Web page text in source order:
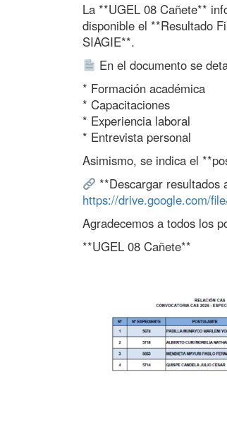
La **UGEL 08 Cañete**
disponible el **Resultado
SIAGIE**.
En el documento se
* Formación académica
* Capacitaciones
* Experiencia laboral
* Entrevista personal
Asimismo, se indica el
**Descargar resultados
https://drive.google.com/
Agradecemos a todos los
**UGEL 08 Cañete**